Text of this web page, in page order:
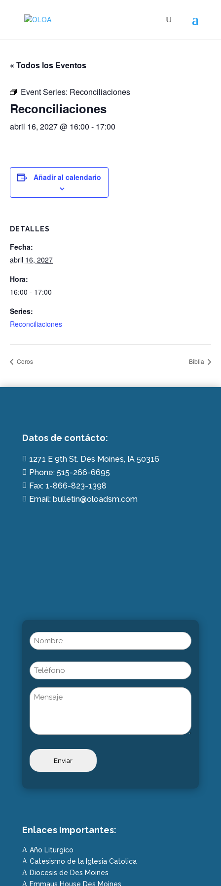
« Todos los Eventos
Event Series: Reconciliaciones
Reconciliaciones
abril 16, 2027 @ 16:00 - 17:00
Añadir al calendario
DETALLES
Fecha:
abril 16, 2027
Hora:
16:00 - 17:00
Series:
Reconciliaciones
Coros Biblia
Datos de contácto:
 1271 E 9th St. Des Moines, IA 50316
 Phone: 515-266-6695
 Fax: 1-866-823-1398
 Email: bulletin@oloadsm.com
Name
(Obligatorio)
Phone
Untitled
Enlaces Importantes:
A Año Liturgico
A Catesismo de la Iglesia Catolica
A Diocesis de Des Moines
A Emmaus House Des Moines